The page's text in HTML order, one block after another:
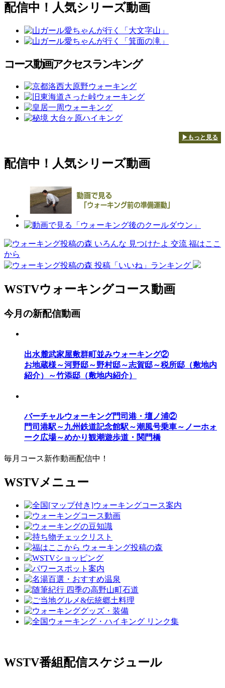
配信中！人気シリーズ動画
コース動画アクセスランキング
▶もっと見る
配信中！人気シリーズ動画
WSTVウォーキングコース動画
今月の新配信動画
出水麓武家屋敷群町並みウォーキング②
お地蔵様～河野邸～野村邸～志賀邸～税所邸（敷地内
紹介）～竹添邸（敷地内紹介）
バーチャルウォーキング門司港・壇ノ浦②
門司港駅～九州鉄道記念館駅～潮風号乗車～ノーホォ
ーク広場～めかり観潮遊歩道・関門橋
毎月コース新作動画配信中！
WSTVメニュー
WSTV番組配信スケジュール